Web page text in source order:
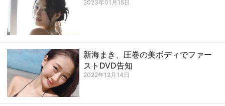
2023年01月15日
新海まき、圧巻の美ボディでファー
ストDVD告知
2022年12月14日